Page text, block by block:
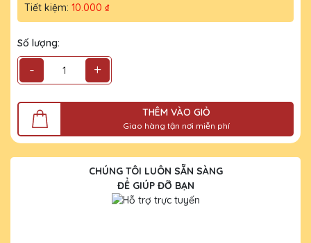
Tiết kiệm: 10.000 ₫
Số lượng:
- +
THÊM VÀO GIỎ
Giao hàng tận nơi miễn phí
CHÚNG TÔI LUÔN SẴN SÀNG
ĐỂ GIÚP ĐỠ BẠN